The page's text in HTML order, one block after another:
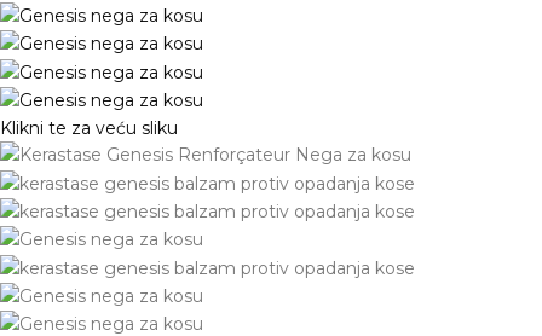
Klikni te za veću sliku